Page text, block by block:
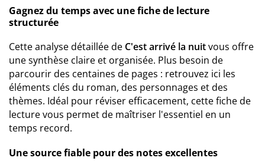
Gagnez du temps avec une fiche de lecture
structurée
Cette analyse détaillée de C'est arrivé la nuitvous offre
une synthèse claire et organisée. Plus besoin de
parcourir des centaines de pages : retrouvez ici les
éléments clés du roman, des personnages et des
thèmes. Idéal pour réviser efficacement, cette fiche de
lecture vous permet de maîtriser l'essentiel en un
temps record.
Une source fiable pour des notes excellentes